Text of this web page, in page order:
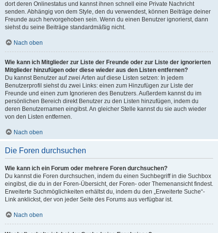
dort deren Onlinestatus und kannst ihnen schnell eine Private Nachricht
senden. Abhängig von dem Style, den du verwendest, können Beiträge deiner
Freunde auch hervorgehoben sein. Wenn du einen Benutzer ignorierst, dann
siehst du seine Beiträge standardmäßig nicht.
Nach oben
Wie kann ich Mitglieder zur Liste der Freunde oder zur Liste der ignorierten
Mitglieder hinzufügen oder diese wieder aus den Listen entfernen?
Du kannst Benutzer auf zwei Arten auf diese Listen setzen: In jedem
Benutzerprofil siehst du zwei Links: einen zum Hinzufügen zur Liste der
Freunde und einen zum Ignorieren des Benutzers. Außerdem kannst du im
persönlichen Bereich direkt Benutzer zu den Listen hinzufügen, indem du
deren Benutzernamen eingibst. An gleicher Stelle kannst du sie auch wieder
von den Listen entfernen.
Nach oben
Die Foren durchsuchen
Wie kann ich ein Forum oder mehrere Foren durchsuchen?
Du kannst die Foren durchsuchen, indem du einen Suchbegriff in die Suchbox
eingibst, die du in der Foren-Übersicht, der Foren- oder Themenansicht findest.
Erweiterte Suchmöglichkeiten erhältst du, indem du den „Erweiterte Suche“-
Link anklickst, der von jeder Seite des Forums aus verfügbar ist.
Nach oben